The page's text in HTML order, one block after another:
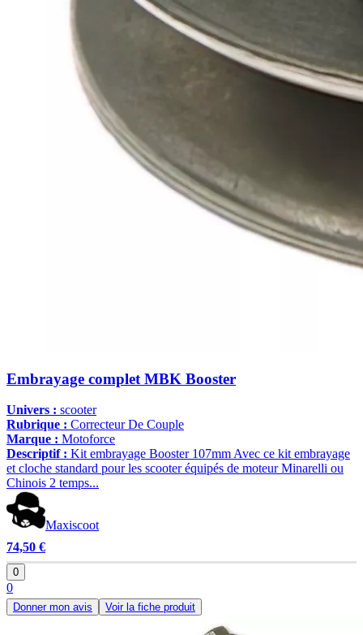
Embrayage complet MBK Booster
Univers : scooter
Rubrique : Correcteur De Couple
Marque : Motoforce
Descriptif : Kit embrayage Booster 107mm Avec ce kit embrayage
et cloche standard pour les scooter équipés de moteur Minarelli ou
Chinois 2 temps...
Maxiscoot
74,50 €
0
0
Donner mon avis Voir la fiche produit